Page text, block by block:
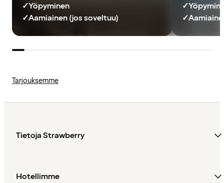
✓Yöpyminen
✓Aamiainen (jos soveltuu)
✓
✓
Tarjouksemme
Tietoja Strawberry
Hotellimme